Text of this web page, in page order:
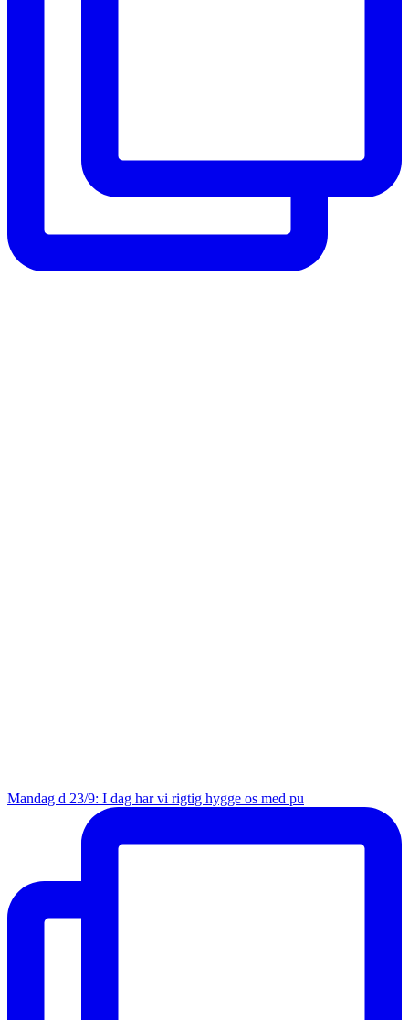
Mandag d 23/9: I dag har vi rigtig hygge os med pu